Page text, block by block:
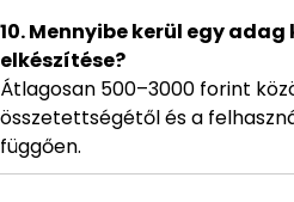
10. Mennyibe kerül egy
elkészítése?
Átlagosan 500–3000 forint
összetettségétől és a
függően.